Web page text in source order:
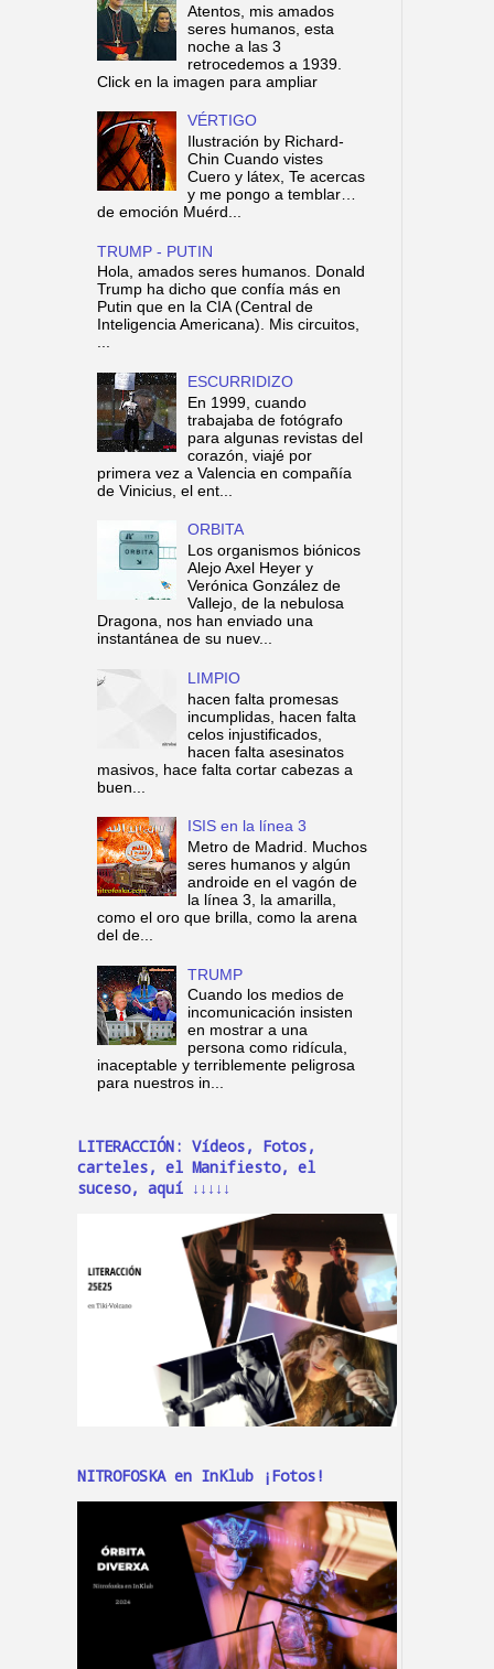
Atentos, mis amados
seres humanos, esta
noche a las 3
retrocedemos a 1939.
Click en la imagen para ampliar
VÉRTIGO
Ilustración by Richard-
Chin Cuando vistes
Cuero y látex, Te acercas
y me pongo a temblar…
de emoción Muérd...
TRUMP - PUTIN
Hola, amados seres humanos. Donald
Trump ha dicho que confía más en
Putin que en la CIA (Central de
Inteligencia Americana). Mis circuitos,
...
ESCURRIDIZO
En 1999, cuando
trabajaba de fotógrafo
para algunas revistas del
corazón, viajé por
primera vez a Valencia en compañía
de Vinicius, el ent...
ORBITA
Los organismos biónicos
Alejo Axel Heyer y
Verónica González de
Vallejo, de la nebulosa
Dragona, nos han enviado una
instantánea de su nuev...
LIMPIO
hacen falta promesas
incumplidas, hacen falta
celos injustificados,
hacen falta asesinatos
masivos, hace falta cortar cabezas a
buen...
ISIS en la línea 3
Metro de Madrid. Muchos
seres humanos y algún
androide en el vagón de
la línea 3, la amarilla,
como el oro que brilla, como la arena
del de...
TRUMP
Cuando los medios de
incomunicación insisten
en mostrar a una
persona como ridícula,
inaceptable y terriblemente peligrosa
para nuestros in...
LITERACCIÓN: Vídeos, Fotos,
carteles, el Manifiesto, el
suceso, aquí ↓↓↓↓↓
NITROFOSKA en InKlub ¡Fotos!